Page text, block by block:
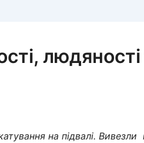
на підвалі.